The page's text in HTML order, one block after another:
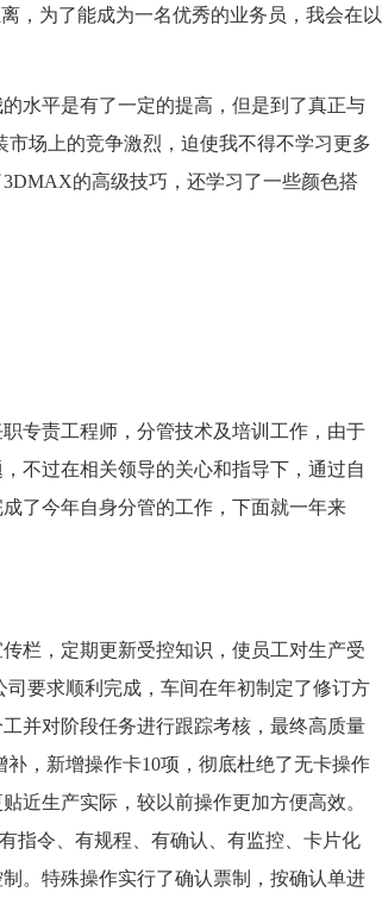
，为了能成为一名优秀的业务员，我会在以
平是有了一定的提高，但是到了真正与
场上的竞争激烈，迫使我不得不学习更多
的高级技巧，还学习了一些颜色搭
责工程师，分管技术及培训工作，由于
不过在相关领导的关心和指导下，通过自
了今年自身分管的工作，下面就一年来
，定期更新受控知识，使员工对生产受
要求顺利完成，车间在年初制定了修订方
并对阶段任务进行跟踪考核，最终高质量
，新增操作卡10项，彻底杜绝了无卡操作
近生产实际，较以前操作更加方便高效。
指令、有规程、有确认、有监控、卡片化
。特殊操作实行了确认票制，按确认单进